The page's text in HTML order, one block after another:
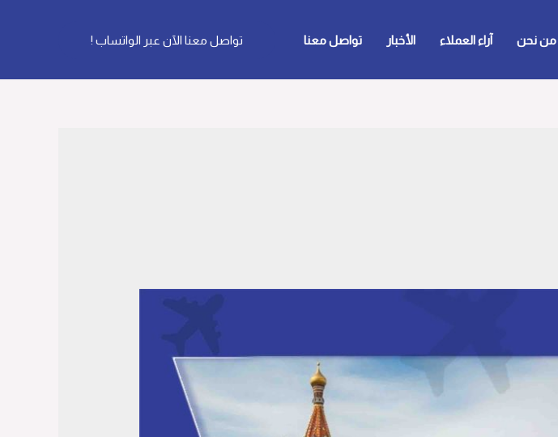
من نحن آراء العملاء الأخبار تواصل معنا تواصل معنا الآن عبر الواتساب !